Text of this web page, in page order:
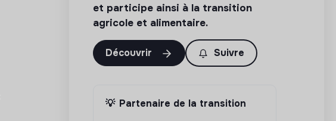
et participe ainsi à la transition
agricole et alimentaire.
Découvrir Suivre
💡 Partenaire de la transition